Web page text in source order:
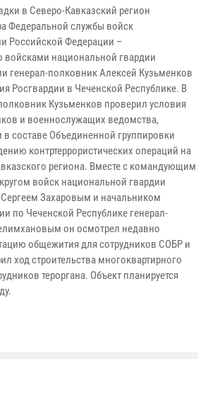
в Северо-Кавказский регион
Федеральной службы войск
Российской Федерации –
национальной гвардии
генерал-полковник Алексей Кузьменков
Росгвардии в Чеченской Республике. В
Кузьменков проверил условия
и военнослужащих ведомства,
составе Объединенной группировки
контртеррористических операций на
региона. Вместе с командующим
войск национальной гвардии
Захаровым и начальником
по Чеченской Республике генерал-
он осмотрел недавно
общежития для сотрудников СОБР и
ход строительства многоквартирного
тероргана. Объект планируется